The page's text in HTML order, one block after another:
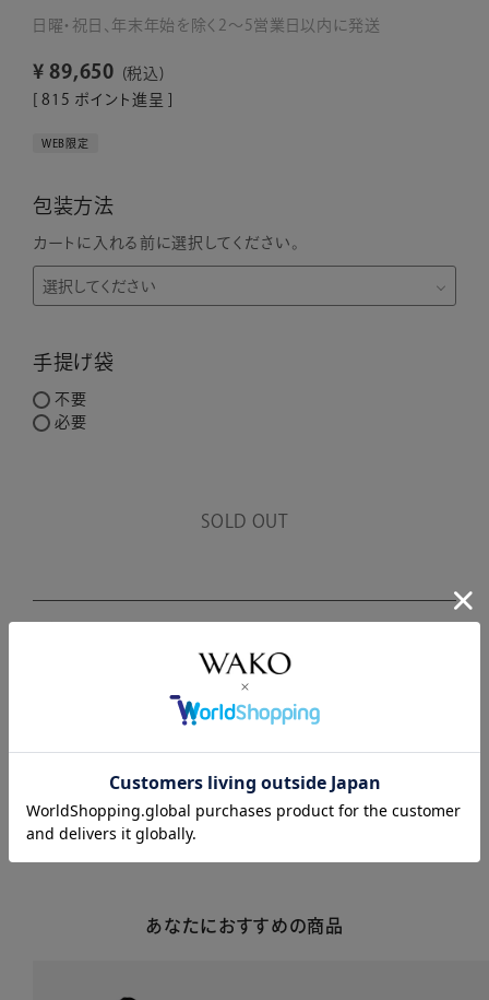
日曜・祝日、年末年始を除く2～5営業日以内に発送
¥ 89,650
税込
815 ポイント進呈 ]
WEB限定
包装方法
カートに入れる前に選択してください。
手提げ袋
不要
必要
SOLD OUT
注意事項・キャンセル・返品
あなたにおすすめの商品